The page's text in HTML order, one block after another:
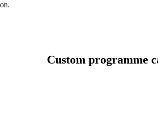
Custom programme